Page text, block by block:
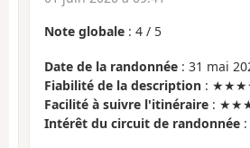
Note globale : 4 / 5
Date de la randonnée : 31 mai
Fiabilité de la description :
Facilité à suivre l'itinéraire :
Intérêt du circuit de randonnée